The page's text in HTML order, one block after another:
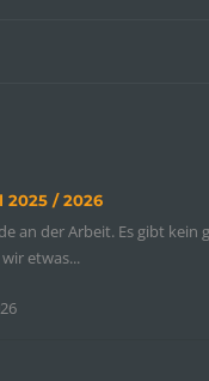
2025 / 2026
an der Arbeit. Es gibt kein
etwas...